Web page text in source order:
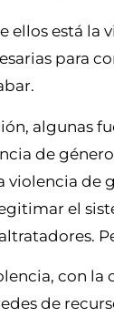
ellos está la
para
algunas
de
de
el
con la
de